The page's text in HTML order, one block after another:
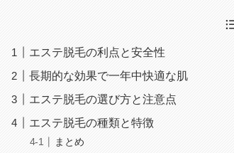
エステ脱毛の利点と安全性
長期的な効果で一年中快適な肌
エステ脱毛の選び方と注意点
エステ脱毛の種類と特徴
まとめ